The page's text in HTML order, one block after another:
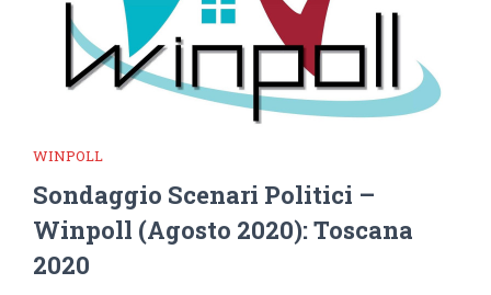
WINPOLL
Sondaggio Scenari Politici –
Winpoll (Agosto 2020): Toscana
2020